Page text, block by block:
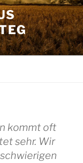
kommt oft
sehr. Wir